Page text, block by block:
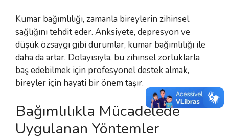
Kumar bağımlılığı, zamanla bireylerin zihinsel
sağlığını tehdit eder. Anksiyete, depresyon ve
düşük özsaygı gibi durumlar, kumar bağımlılığı ile
daha da artar. Dolayısıyla, bu zihinsel zorluklarla
baş edebilmek için profesyonel destek almak,
bireyler için hayati bir önem taşır.
Bağımlılıkla Mücadelede
Uygulanan Yöntemler